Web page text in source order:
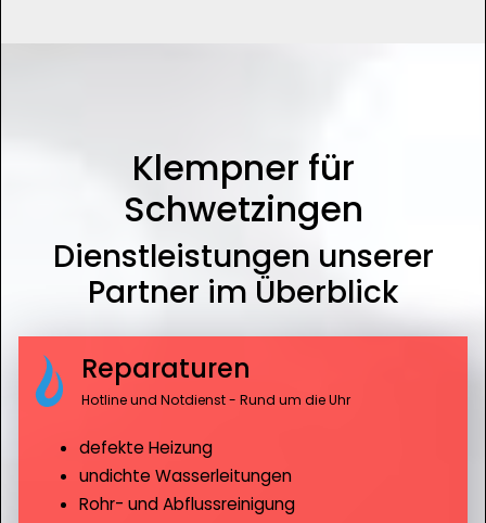
Klempner für
Schwetzingen
Dienstleistungen unserer
Partner im Überblick
Reparaturen
Hotline und Notdienst - Rund um die Uhr
defekte Heizung
undichte Wasserleitungen
Rohr- und Abflussreinigung